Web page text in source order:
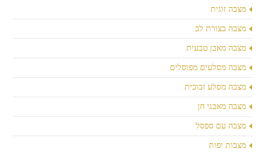
מצבה זוגית
מצבה בצורת לב
מצבה מאבן טבעית
מצבה מסלעים מפוסלים
מצבה מסלע זכוכית
מצבה מאבני חן
מצבה עם ספסל
מצבות יפות